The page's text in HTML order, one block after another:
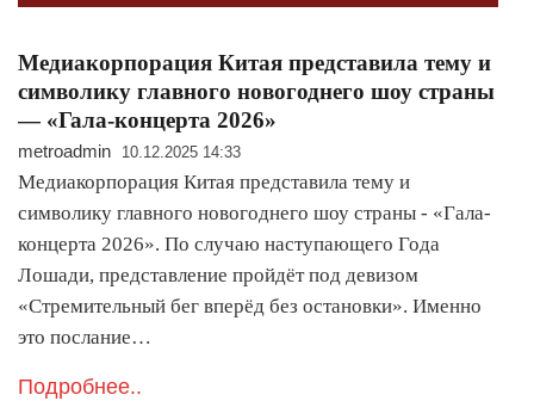
Медиакорпорация Китая представила тему и
символику главного новогоднего шоу страны
— «Гала-концерта 2026»
metroadmin 10.12.2025 14:33
Медиакорпорация Китая представила тему и
символику главного новогоднего шоу страны - «Гала-
концерта 2026». По случаю наступающего Года
Лошади, представление пройдёт под девизом
«Стремительный бег вперёд без остановки». Именно
это послание…
Подробнее..